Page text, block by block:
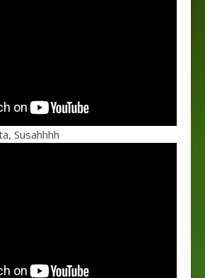
Susahhhh